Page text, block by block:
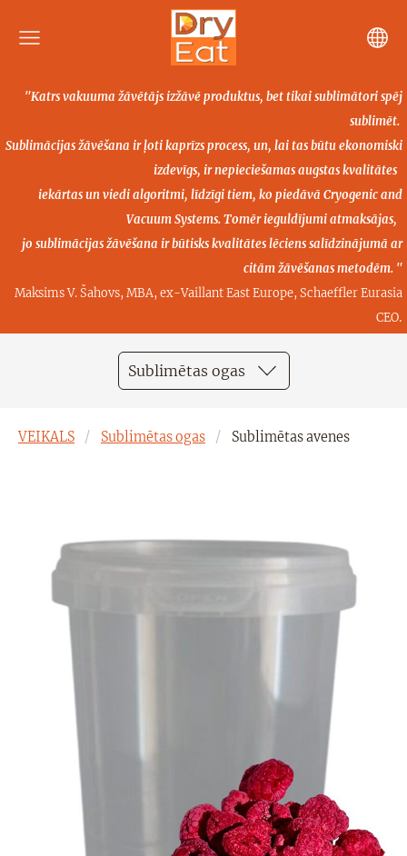
"Katrs vakuuma žāvētājs izžāvē produktus, bet tikai sublimātori spēj
sublimēt.
Sublimācijas žāvēšana ir ļoti kaprīzs process, un, lai tas būtu ekonomiski
izdevīgs, ir nepieciešamasaugstas kvalitātes
iekārtas un viedi algoritmi, līdzīgi tiem, ko piedāvā Cryogenic and
Vacuum Systems.Tomēr ieguldījumi atmaksājas,
jo sublimācijas žāvēšana ir būtisks kvalitātes lēciens salīdzinājumā ar
citām žāvēšanas metodēm. "
Maksims V. Šahovs, MBA, ex-Vaillant East Europe, Schaeffler Eurasia
CEO.
Sublimētas ogas
VEIKALS Sublimētas ogas Sublimētas avenes